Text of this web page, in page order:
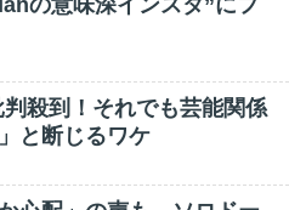
の意味深インスタ”にフ
殺到！それでも芸能関係
と断じるワケ